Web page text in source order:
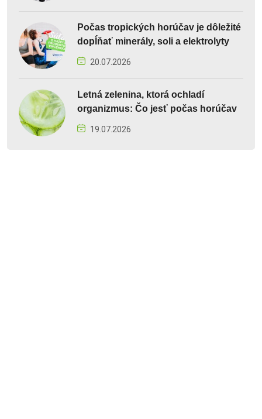
Počas tropických horúčav je dôležité
dopĺňať minerály, soli a elektrolyty
20.07.2026
Letná zelenina, ktorá ochladí
organizmus: Čo jesť počas horúčav
19.07.2026